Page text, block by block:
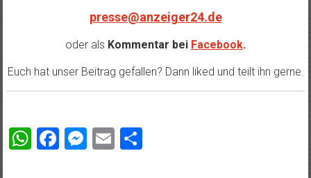
presse@anzeiger24.de
oder als Kommentar bei Facebook.
Euch hat unser Beitrag gefallen? Dann liked und teilt ihn gerne.
WhatsApp
Facebook
Messenger
EmailTeilen